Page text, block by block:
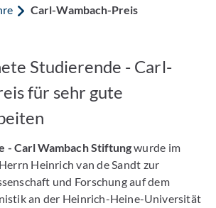
Carl-Wambach-Preis
Studierende - Carl-
für sehr gute
- Carl Wambach Stiftungwurde im
Heinrich van de Sandt zur
und Forschung auf dem
an der Heinrich-Heine-Universität